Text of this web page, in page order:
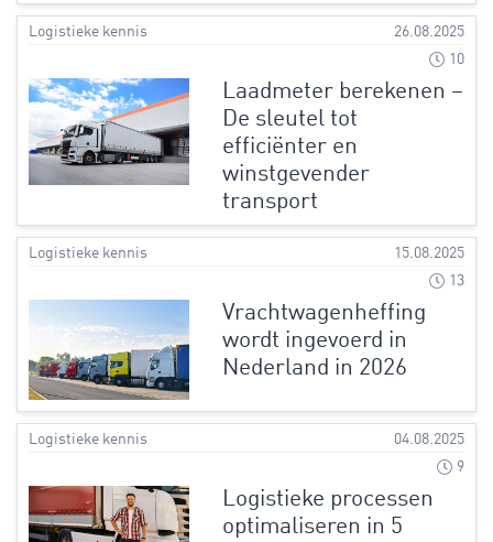
Logistieke kennis
26.08.2025
10
Laadmeter berekenen –
De sleutel tot
efficiënter en
winstgevender
transport
Logistieke kennis
15.08.2025
13
Vrachtwagenheffing
wordt ingevoerd in
Nederland in 2026
Logistieke kennis
04.08.2025
9
Logistieke processen
optimaliseren in 5